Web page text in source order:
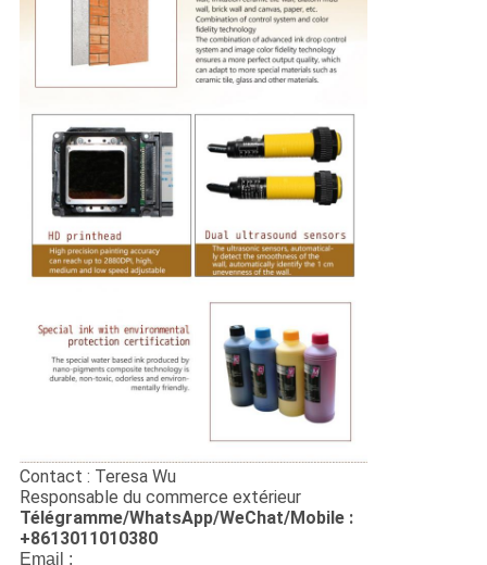
Contact : Teresa Wu
Responsable du commerce extérieur
Télégramme/WhatsApp/WeChat/Mobile :
+8613011010380
Email :